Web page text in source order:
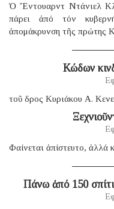
Ὁ Ἔντουαρντ Ντάνιελ
πάρει ἀπό τόν
ἀπομάκρυνση τῆς πρώτης
Κώδων
τοῦ δρος Κυριάκου Α.
Φαίνεται ἀπίστευτο, ἀλλά
Πάνω ἀπό 150